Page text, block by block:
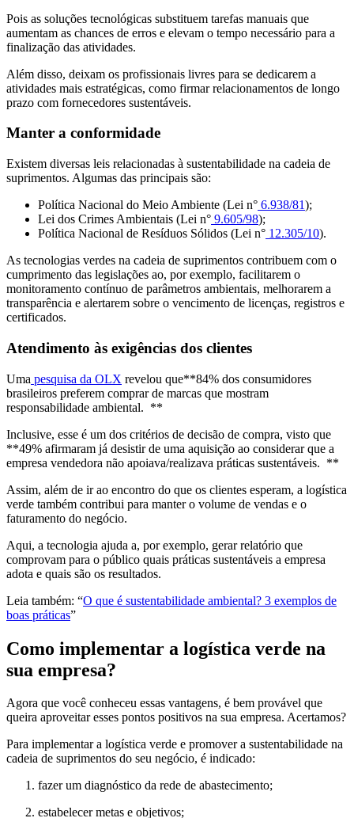
Pois as soluções tecnológicas substituem tarefas manuais que
aumentam as chances de erros e elevam o tempo necessário para a
finalização das atividades.
Além disso, deixam os profissionais livres para se dedicarem a
atividades mais estratégicas, como firmar relacionamentos de longo
prazo com fornecedores sustentáveis.
Manter a conformidade
Existem diversas leis relacionadas à sustentabilidade na cadeia de
suprimentos. Algumas das principais são:
Política Nacional do Meio Ambiente (Lei n° 6.938/81);
Lei dos Crimes Ambientais (Lei n° 9.605/98);
Política Nacional de Resíduos Sólidos (Lei n° 12.305/10).
As tecnologias verdes na cadeia de suprimentos contribuem com o
cumprimento das legislações ao, por exemplo, facilitarem o
monitoramento contínuo de parâmetros ambientais, melhorarem a
transparência e alertarem sobre o vencimento de licenças, registros e
certificados.
Atendimento às exigências dos clientes
Uma pesquisa da OLX revelou que**84% dos consumidores
brasileiros preferem comprar de marcas que mostram
responsabilidade ambiental. **
Inclusive, esse é um dos critérios de decisão de compra, visto que
**49% afirmaram já desistir de uma aquisição ao considerar que a
empresa vendedora não apoiava/realizava práticas sustentáveis. **
Assim, além de ir ao encontro do que os clientes esperam, a logística
verde também contribui para manter o volume de vendas e o
faturamento do negócio.
Aqui, a tecnologia ajuda a, por exemplo, gerar relatório que
comprovam para o público quais práticas sustentáveis a empresa
adota e quais são os resultados.
Leia também: “​​O que é sustentabilidade ambiental? 3 exemplos de
boas práticas”
Como implementar a logística verde na
sua empresa?
Agora que você conheceu essas vantagens, é bem provável que
queira aproveitar esses pontos positivos na sua empresa. Acertamos?
Para implementar a logística verde e promover a sustentabilidade na
cadeia de suprimentos do seu negócio, é indicado:
fazer um diagnóstico da rede de abastecimento;
estabelecer metas e objetivos;